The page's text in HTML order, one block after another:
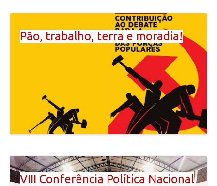
Pão, trabalho, terra e moradia!
VIII Conferência Política Nacional